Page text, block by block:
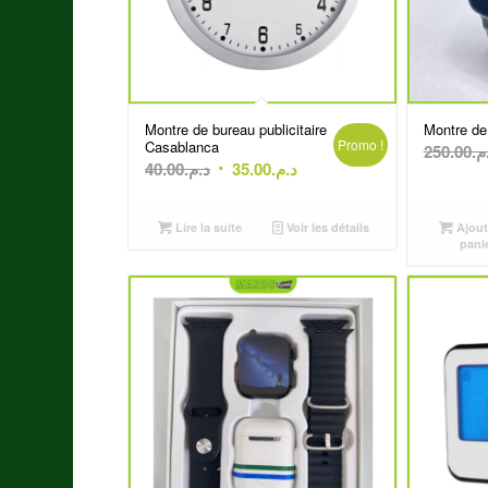
Montre de bureau publicitaire
Casablanca
د.م.40.00
Le
initial
د.م.40.00.
د.م.35.00
Le
actuel
د.م.35.00.
Promo !
Lire la suite Voir les détails
Montre
250.00